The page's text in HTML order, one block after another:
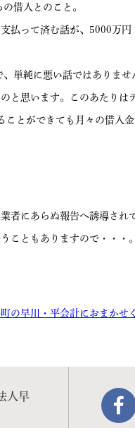
借入とのこと。
って済む話が、5000万円
単純に悪い話ではありませ
と思います。このあたりは
ことができても月々の借入
者にあらぬ報告へ誘導され
こともありますので・・・。
の早川・平会計におまかせ
人早